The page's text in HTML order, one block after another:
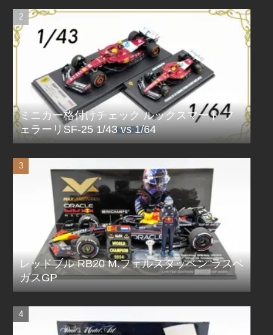
ミニカー格付けチェック ルックスマート フ
ェラーリSF-25 1/43 vs 1/64
レッドブル RB20 M.フェルスタッペン ラスベ
ガスGP